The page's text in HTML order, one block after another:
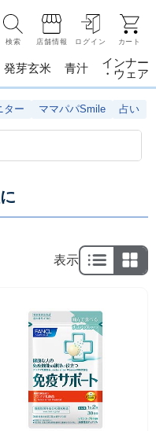
検索 店舗情報 ログイン カート
発芽玄米 青汁
インナー
・ウェア
ター ママパパSmile 占い
表示